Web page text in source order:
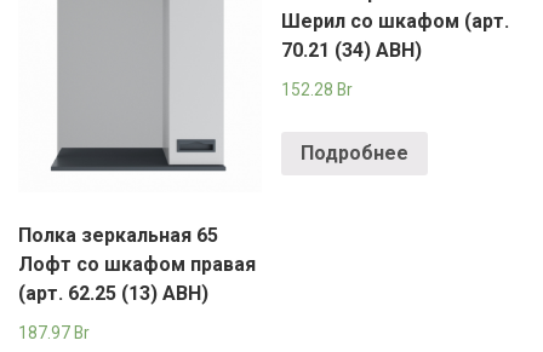
Полка зеркальная 65
Лофт со шкафом правая
(арт. 62.25 (13) АВН)
187.97 Br
Шерил со шкафом (арт.
70.21 (34) АВН)
152.28 Br
Подробнее